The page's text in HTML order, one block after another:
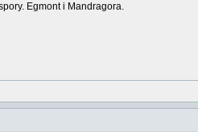
Egmont i Mandragora.